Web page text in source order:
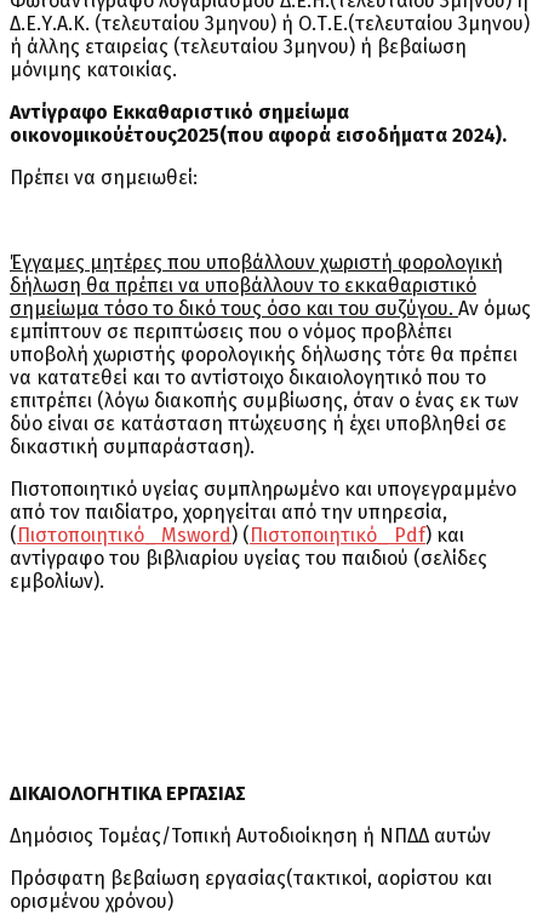
Δ.Ε.Υ.Α.Κ. (τελευταίου 3μηνου) ή Ο.Τ.Ε.(τελευταίου 3μηνου)
ή άλλης εταιρείας (τελευταίου 3μηνου) ή βεβαίωση
μόνιμης κατοικίας.
Αντίγραφο Εκκαθαριστικό σημείωμα
οικονομικούέτους2025(που αφορά εισοδήματα 2024).
Πρέπει να σημειωθεί:
Έγγαμες μητέρες που υποβάλλουν χωριστή φορολογική
δήλωση θα πρέπει να υποβάλλουν το εκκαθαριστικό
σημείωμα τόσο το δικό τους όσο και του συζύγου. Αν όμως
εμπίπτουν σε περιπτώσεις που ο νόμος προβλέπει
υποβολή χωριστής φορολογικής δήλωσης τότε θα πρέπει
να κατατεθεί και το αντίστοιχο δικαιολογητικό που το
επιτρέπει (λόγω διακοπής συμβίωσης, όταν ο ένας εκ των
δύο είναι σε κατάσταση πτώχευσης ή έχει υποβληθεί σε
δικαστική συμπαράσταση).
Πιστοποιητικό υγείας συμπληρωμένο και υπογεγραμμένο
από τον παιδίατρο, χορηγείται από την υπηρεσία,
(Πιστοποιητικό_ Msword) (Πιστοποιητικό_ Pdf) και
αντίγραφο του βιβλιαρίου υγείας του παιδιού (σελίδες
εμβολίων).
ΔΙΚΑΙΟΛΟΓΗΤΙΚΑ ΕΡΓΑΣΙΑΣ
Δημόσιος Τομέας/Τοπική Αυτοδιοίκηση ή ΝΠΔΔ αυτών
Πρόσφατη βεβαίωση εργασίας(τακτικοί, αορίστου και
ορισμένου χρόνου)